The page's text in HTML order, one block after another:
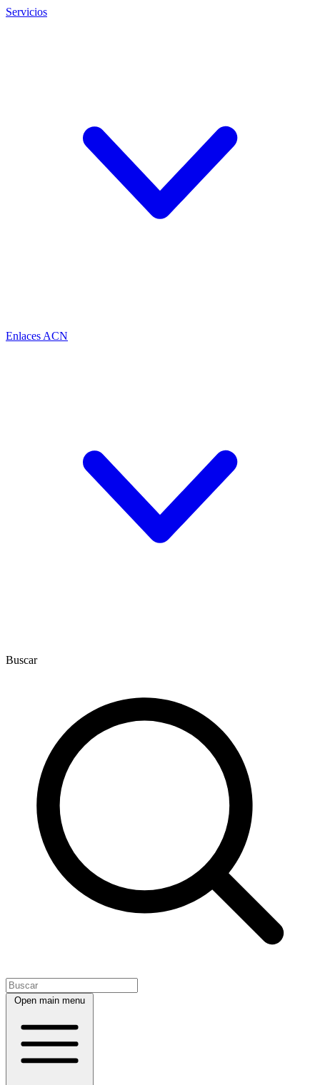
Servicios
Enlaces ACN
Buscar
Open main menu